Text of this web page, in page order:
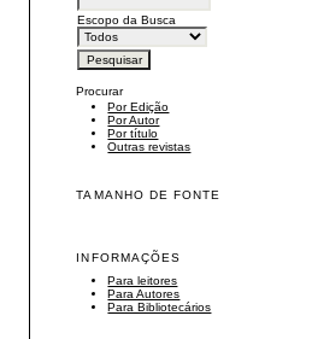
Escopo da Busca
Procurar
Por Edição
Por Autor
Por título
Outras revistas
TAMANHO DE FONTE
INFORMAÇÕES
Para leitores
Para Autores
Para Bibliotecários